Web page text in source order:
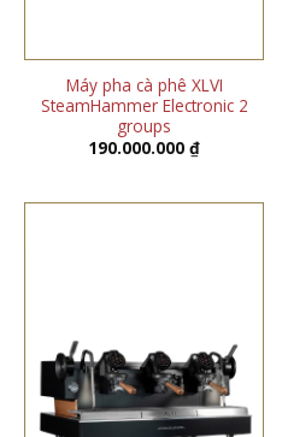
Máy pha cà phê XLVI
SteamHammer Electronic 2
groups
190.000.000 ₫